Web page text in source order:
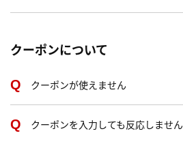
クーポンについて
クーポンが使えません
クーポンを入力しても反応しません